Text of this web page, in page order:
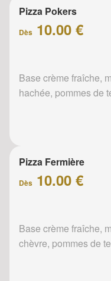
Pizza Pokers
Dès 10.00 €
Base crème fraîche,
hachée, pommes de
Pizza Fermière
Dès 10.00 €
Base crème fraîche,
chèvre, pommes de